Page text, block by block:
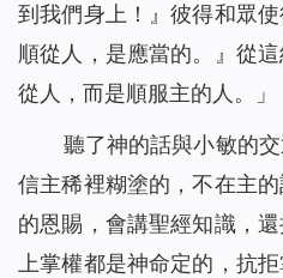
到我們身上！』彼得和眾
順從人，是應當的。』從
從人，而是順服主的人。」
聽了神的話與小敏的
信主稀裡糊塗的，不在主
的恩賜，會講聖經知識，
上掌權都是神命定的，抗